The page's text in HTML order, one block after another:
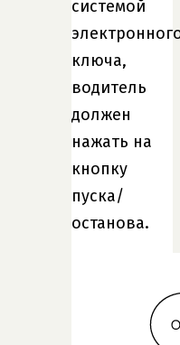
системой
ключа,
водитель
должен
нажать на
кнопку
пуска/
останова.